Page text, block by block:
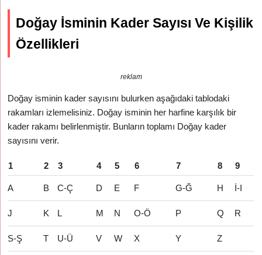
Doğay İsminin Kader Sayısı Ve Kişilik
Özellikleri
reklam
Doğay isminin kader sayısını bulurken aşağıdaki tablodaki
rakamları izlemelisiniz. Doğay isminin her harfine karşılık bir
kader rakamı belirlenmiştir. Bunların toplamı Doğay kader
sayısını verir.
1 2 3 4 5 6 7 8 9
A B C-Ç D E F G-Ğ H İ-I
J K L M N O-Ö P Q R
S-Ş T U-Ü V W X Y Z